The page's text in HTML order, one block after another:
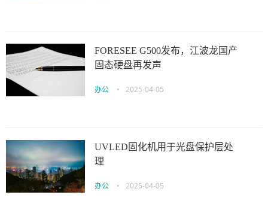
FORESEE G500发布，江波龙国产
固态硬盘再发声
办公 • 2025-04-05
UVLED固化机用于光盘保护层处
理
办公 • 2025-04-05